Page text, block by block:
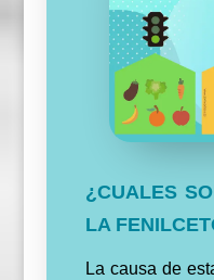
¿CUALES
LA
La causa de